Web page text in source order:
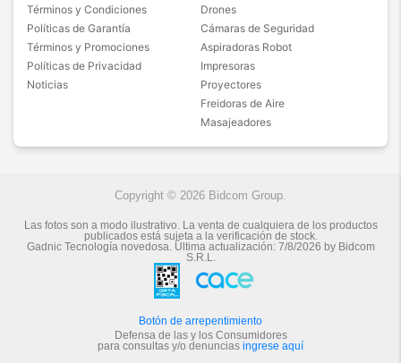
Términos y Condiciones
Políticas de Garantía
Términos y Promociones
Políticas de Privacidad
Noticias
Drones
Cámaras de Seguridad
Aspiradoras Robot
Impresoras
Proyectores
Freidoras de Aire
Masajeadores
Copyright © 2026 Bidcom Group.
Las fotos son a modo ilustrativo. La venta de cualquiera de los productos
publicados está sujeta a la verificación de stock.
Gadnic Tecnología novedosa.Última actualización: 7/8/2026 by Bidcom
S.R.L.
Botón de arrepentimiento
Defensa de las y los Consumidores
para consultas y/o denuncias ingrese aquí